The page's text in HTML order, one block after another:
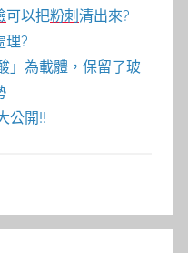
可以把粉刺 清出來?
理?
」為載體，保留了玻
公開!!